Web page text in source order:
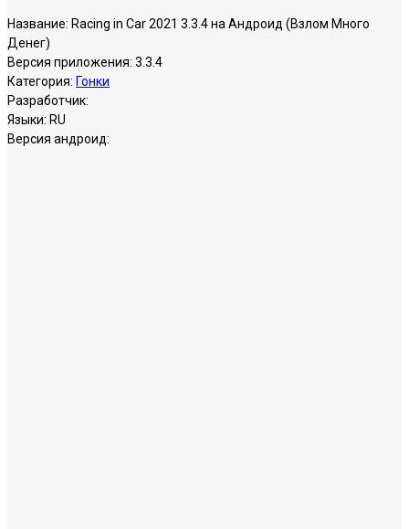
Название: Racing in Car 2021 3.3.4 на Андроид (Взлом Много
Денег)
Версия приложения: 3.3.4
Категория: Гонки
Разработчик:
Языки: RU
Версия андроид: